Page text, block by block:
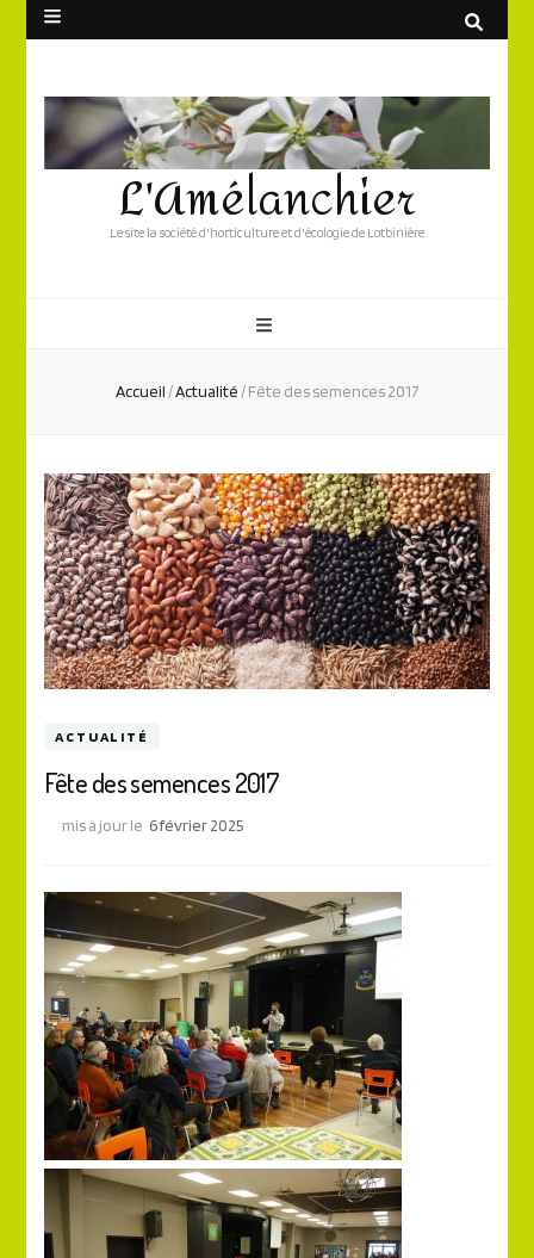
L'Amélanchier
Le site la société d'horticulture et d'écologie de Lotbinière
Accueil/Actualité/ Fête des semences 2017
ACTUALITÉ
Fête des semences 2017
mis à jour le 6 février 2025